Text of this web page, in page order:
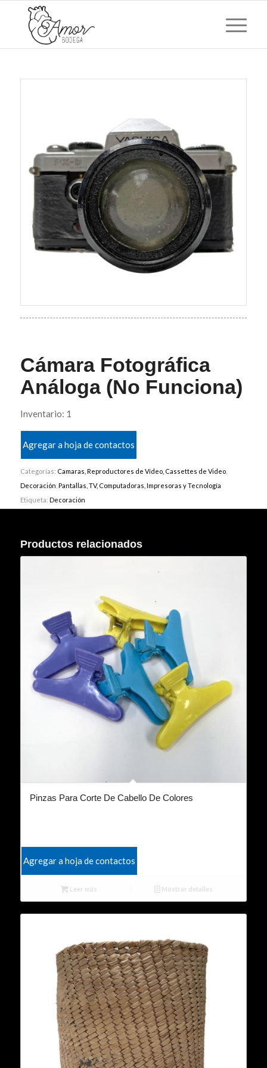
Cámara Fotográfica
Análoga (No Funciona)
Inventario: 1
Agregar a hoja de contactos
Categorías: Camaras, Reproductores de Vídeo, Cassettes de Video,
Decoración Pantallas, TV, Computadoras, Impresoras y Tecnología
Etiqueta: Decoración
Productos relacionados
Pinzas Para Corte De Cabello De Colores
Agregar a hoja de contactos
Leer más Mostrar detalles